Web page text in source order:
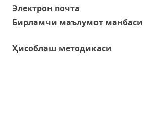
Электрон почта
Бирламчи маълумот манбаси
Ҳисоблаш методикаси